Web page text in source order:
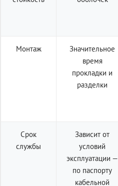
Монтаж
Значительное
время
прокладки и
разделки
Срок
службы
Зависит от
условий
эксплуатации —
по паспорту
кабельной